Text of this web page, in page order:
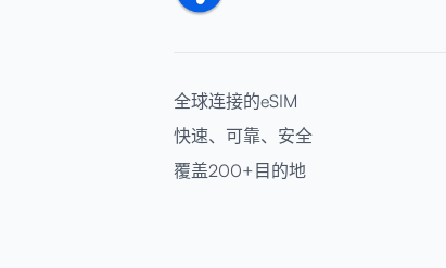
全球连接的eSIM
快速、可靠、安全
覆盖200+目的地